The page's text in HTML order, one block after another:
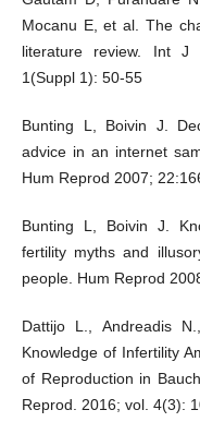
Mocanu E, et al. The
literature review. Int J
1(Suppl 1): 50-55
Bunting L, Boivin J.
advice in an internet
Hum Reprod 2007;
Bunting L, Boivin J.
fertility myths and
people. Hum Reprod
Dattijo L., Andreadis
Knowledge of Infertility
of Reproduction in
Reprod. 2016; vol. 4(3):